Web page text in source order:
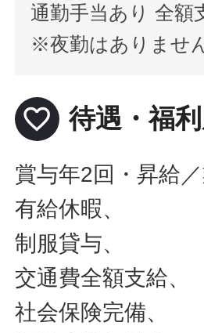
通勤手当あり 全額
※夜勤はありませ
favorite_border 待遇・福
賞与年2回・昇給
有給休暇、
制服貸与、
交通費全額支給、
社会保険完備、